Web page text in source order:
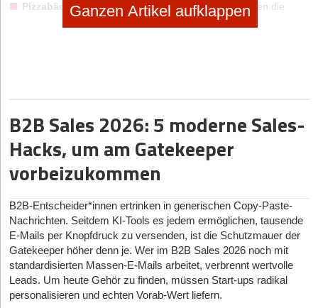
Pizzabäcker 1beschreibt genau, aus welchen Zutaten die
Pizza besteht, wie sie hergestellt wird und wie viele Kalorien
über 95 Prozent der Zuhörer spontan für die zweite Pizza. Die
Beschreibung des ersten Pizzabäckers war technisch korrekt und
sehr detailliert. Die Beschreibung des zweiten Pizzabäckers hat
Bilder, Gefühle und Emotionen hervorgerufen.
Grund:Wir Menschen treffen Kauf- und
Investitionsentscheidungen zuerst emotional. Nur wenn das
Bauchgefühl stimmt, wird Kaufinteresse ausgelöst. Dieses wird
später durch den Verstand geprüft. Werden Verstand und Bauch
überzeugt, ist ein Angebot schmackhaft und Erfolg stellt sich ein.
Wie eine überzeugende Geschäftsidee mit einem schmackhaften
Angebot entsteht, erläutern die folgenden vier Punkte.
Ganzen Artikel aufklappen
B2B Sales 2026: 5 moderne Sales-
Hacks, um am Gatekeeper
vorbeizukommen
B2B-Entscheider*innen ertrinken in generischen Copy-Paste-
Nachrichten. Seitdem KI-Tools es jedem ermöglichen, tausende
E-Mails per Knopfdruck zu versenden, ist die Schutzmauer der
Gatekeeper höher denn je. Wer im B2B Sales 2026 noch mit
standardisierten Massen-E-Mails arbeitet, verbrennt wertvolle
Leads. Um heute Gehör zu finden, müssen Start-ups radikal
personalisieren und echten Vorab-Wert liefern.